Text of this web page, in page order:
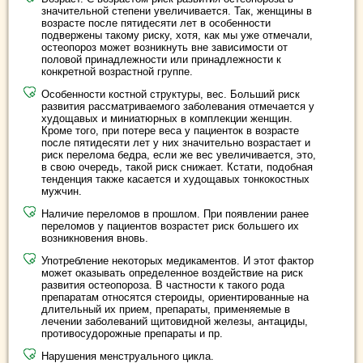
значительной степени увеличивается. Так, женщины в
возрасте после пятидесяти лет в особенности
подвержены такому риску, хотя, как мы уже отмечали,
остеопороз может возникнуть вне зависимости от
половой принадлежности или принадлежности к
конкретной возрастной группе.
Особенности костной структуры, вес. Больший риск
развития рассматриваемого заболевания отмечается у
худощавых и миниатюрных в комплекции женщин.
Кроме того, при потере веса у пациенток в возрасте
после пятидесяти лет у них значительно возрастает и
риск перелома бедра, если же вес увеличивается, это,
в свою очередь, такой риск снижает. Кстати, подобная
тенденция также касается и худощавых тонкокостных
мужчин.
Наличие переломов в прошлом. При появлении ранее
переломов у пациентов возрастет риск большего их
возникновения вновь.
Употребление некоторых медикаментов. И этот фактор
может оказывать определенное воздействие на риск
развития остеопороза. В частности к такого рода
препаратам относятся стероиды, ориентированные на
длительный их прием, препараты, применяемые в
лечении заболеваний щитовидной железы, антациды,
противосудорожные препараты и пр.
Нарушения менструального цикла.